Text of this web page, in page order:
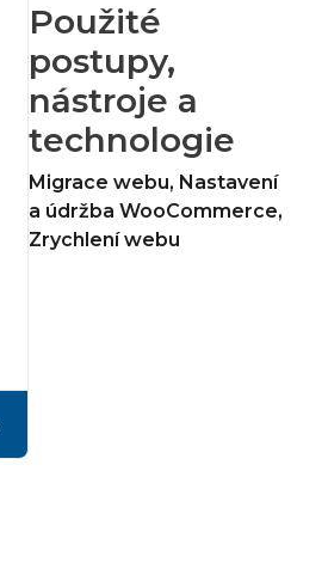
Použité
postupy,
nástroje a
technologie
Migrace webu, Nastavení
a údržba WooCommerce,
Zrychlení webu